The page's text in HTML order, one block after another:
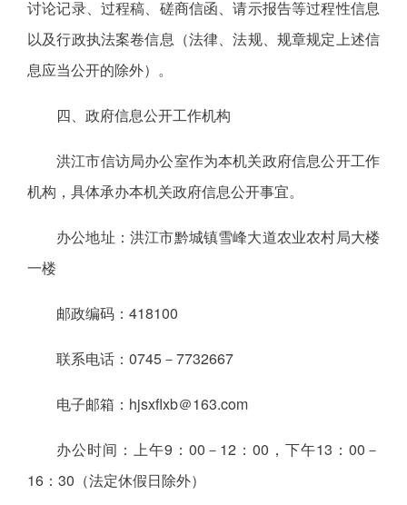
讨论记录、过程稿、磋商信函、请示报告等过程性信息
以及行政执法案卷信息（法律、法规、规章规定上述信
息应当公开的除外）。
四、政府信息公开工作机构
洪江市信访局办公室作为本机关政府信息公开工作
机构，具体承办本机关政府信息公开事宜。
办公地址：洪江市黔城镇雪峰大道农业农村局大楼
一楼
邮政编码：418100
联系电话：0745－7732667
电子邮箱：hjsxflxb＠163.com
办公时间：上午9：00－12：00，下午13：00－
16：30（法定休假日除外）